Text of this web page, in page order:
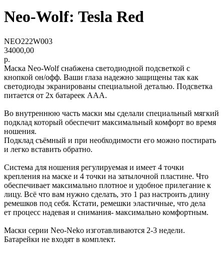
Neo-Wolf: Tesla Red
NEO222W003
34000,00
р.
Маска Neo-Wolf снабжена светодиодной подсветкой с
кнопкой он/офф. Ваши глаза надежно защищены так как
светодиоды экранированы специальной деталью. Подсветка
питается от 2х батареек ААА.
Во внутреннюю часть маски мы сделали специальный мягкий
подклад который обеспечит максимальный комфорт во время
ношения.
Подклад съёмный и при необходимости его можно постирать
и легко вставить обратно.
Система для ношения регулируемая и имеет 4 точки
крепления на маске и 4 точки на затылочной пластине. Что
обеспечивает максимально плотное и удобное прилегание к
лицу. Всё что вам нужно сделать, это 1 раз настроить длину
ремешков под себя. Кстати, ремешки эластичные, что дела
ет процесс надевая и снимания- максимально комфортным.
Маски серии Neo-Neko изготавливаются 2-3 недели.
Батарейки не входят в комплект.